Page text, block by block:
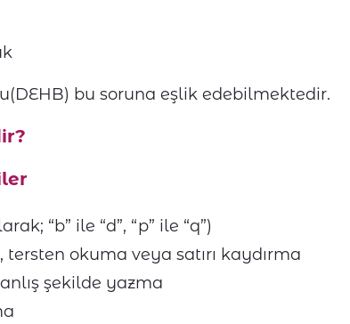
bu soruna eşlik edebilmektedir.
“b” ile “d”, “p” ile “q”)
okuma veya satırı kaydırma
şekilde yazma